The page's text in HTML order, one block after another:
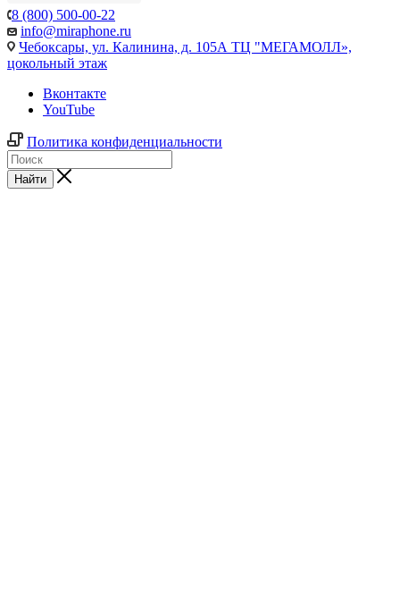
8 (800) 500-00-22
info@miraphone.ru
Чебоксары, ул. Калинина, д. 105А ТЦ "МЕГАМОЛЛ»,
цокольный этаж
Вконтакте
YouTube
Политика конфиденциальности
Найти